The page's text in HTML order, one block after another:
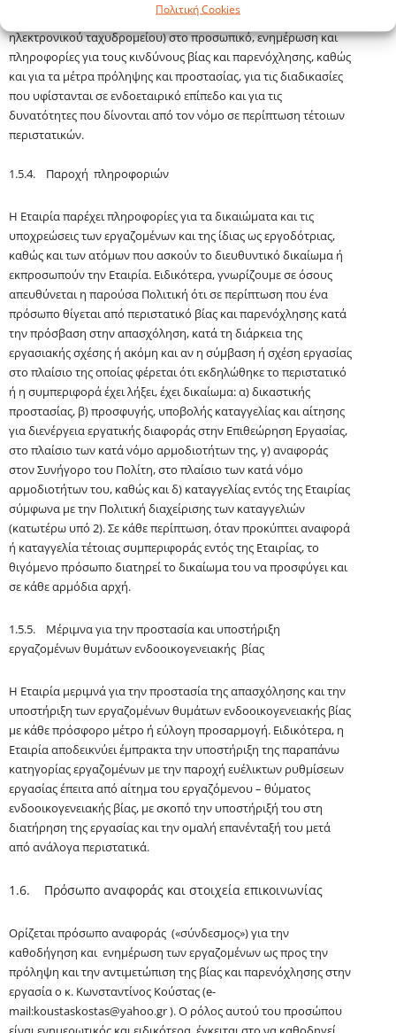
Πολιτική Cookies
μορφές (όπως ενδεικτικά με την αποστολή μηνυμάτων
ηλεκτρονικού ταχυδρομείου) στο προσωπικό, ενημέρωση και
πληροφορίες για τους κινδύνους βίας και παρενόχλησης, καθώς
και για τα μέτρα πρόληψης και προστασίας, για τις διαδικασίες
που υφίστανται σεενδοεταιρικό επίπεδο και για τις
δυνατότητες που δίνονται από τον νόμο σε περίπτωση τέτοιων
περιστατικών.
1.5.4. Παροχή πληροφοριών
Η Εταιρία παρέχει πληροφορίες για τα δικαιώματα και τις
υποχρεώσεις των εργαζομένων και της ίδιας ως εργοδότριας,
καθώς και των ατόμων που ασκούν το διευθυντικό δικαίωμα ή
εκπροσωπούν την Εταιρία. Ειδικότερα, γνωρίζουμε σε όσους
απευθύνεται η παρούσα Πολιτική ότι σε περίπτωση που ένα
πρόσωπο θίγεται από περιστατικό βίας και παρενόχλησης κατά
την πρόσβαση στην απασχόληση, κατά τη διάρκεια της
εργασιακής σχέσης ή ακόμη και αν η σύμβαση ή σχέση εργασίας
στο πλαίσιο της οποίας φέρεται ότι εκδηλώθηκε το περιστατικό
ή η συμπεριφορά έχει λήξει, έχει δικαίωμα: α) δικαστικής
προστασίας, β) προσφυγής, υποβολής καταγγελίας και αίτησης
για διενέργεια εργατικής διαφοράς στην Επιθεώρηση Εργασίας,
στο πλαίσιο των κατά νόμο αρμοδιοτήτων της, γ) αναφοράς
στον Συνήγορο του Πολίτη, στο πλαίσιο των κατά νόμο
αρμοδιοτήτων του, καθώς και δ) καταγγελίας εντός της Εταιρίας
σύμφωνα με την Πολιτική διαχείρισης των καταγγελιών
(κατωτέρω υπό 2). Σε κάθε περίπτωση, όταν προκύπτει αναφορά
ή καταγγελία τέτοιας συμπεριφοράς εντός της Εταιρίας, το
θιγόμενο πρόσωπο διατηρεί το δικαίωμα του να προσφύγει και
σε κάθε αρμόδια αρχή.
1.5.5. Μέριμνα για την προστασία και υποστήριξη
εργαζομένων θυμάτων ενδοοικογενειακής βίας
Η Εταιρία μεριμνά για την προστασία της απασχόλησης και την
υποστήριξη των εργαζομένων θυμάτων ενδοοικογενειακής βίας
με κάθε πρόσφορο μέτρο ή εύλογη προσαρμογή. Ειδικότερα, η
Εταιρία αποδεικνύει έμπρακτα την υποστήριξη της παραπάνω
κατηγορίας εργαζομένων με την παροχή ευέλικτων ρυθμίσεων
εργασίας έπειτα από αίτημα του εργαζόμενου – θύματος
ενδοοικογενειακής βίας, με σκοπό την υποστήριξή του στη
διατήρηση της εργασίας και την ομαλή επανένταξή του μετά
από ανάλογα περιστατικά.
1.6. Πρόσωπο αναφοράς και στοιχεία επικοινωνίας
Ορίζεται πρόσωπο αναφοράς («σύνδεσμος») για την
καθοδήγηση και ενημέρωση των εργαζομένων ως προς την
πρόληψη και την αντιμετώπιση της βίας και παρενόχλησης στην
εργασία ο κ. Κωνσταντίνος Κούστας(e-
mail:koustaskostas@yahoo.gr). Ο ρόλος αυτού του προσώπου